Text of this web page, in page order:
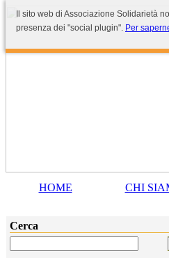
HOME CHI
Cerca
Il sito web di Associazione Solidarietà
presenza dei "social plugin". Per